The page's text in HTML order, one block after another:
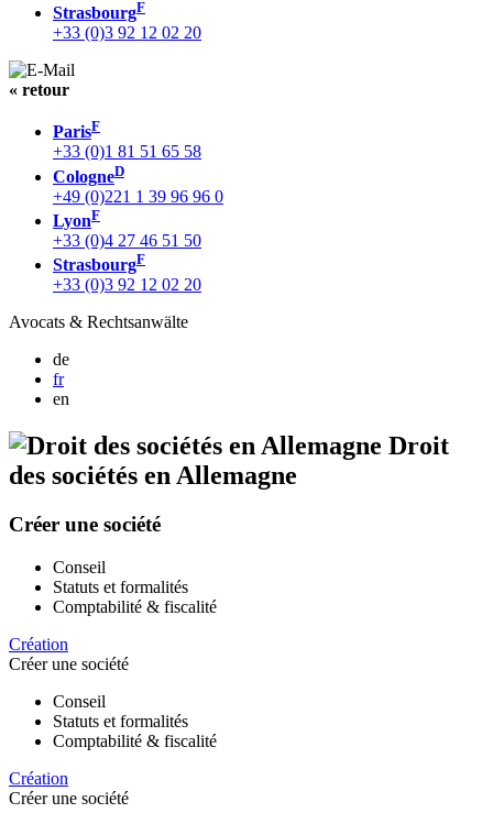
StrasbourgF
+33 (0)3 92 12 02 20
« retour
ParisF
+33 (0)1 81 51 65 58
CologneD
+49 (0)221 1 39 96 96 0
LyonF
+33 (0)4 27 46 51 50
StrasbourgF
+33 (0)3 92 12 02 20
Avocats & Rechtsanwälte
de
fr
en
Droit
des sociétés en Allemagne
Créer une société
Conseil
Statuts et formalités
Comptabilité & fiscalité
Création
Créer une société
Conseil
Statuts et formalités
Comptabilité & fiscalité
Création
Créer une société